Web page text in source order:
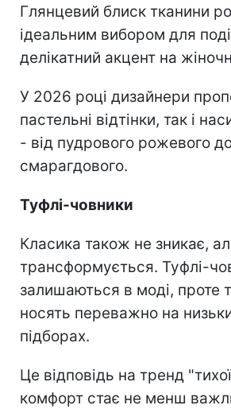
Глянцевий блиск тканини
ідеальним вибором для
делікатний акцент на
У 2026 році дизайнери
пастельні відтінки, так і
- від пудрового рожевого
смарагдового.
Туфлі-човники
Класика також не зникає,
трансформується. Туфлі-
залишаються в моді, проте
носять переважно на
підборах.
Це відповідь на тренд
комфорт стає не менш